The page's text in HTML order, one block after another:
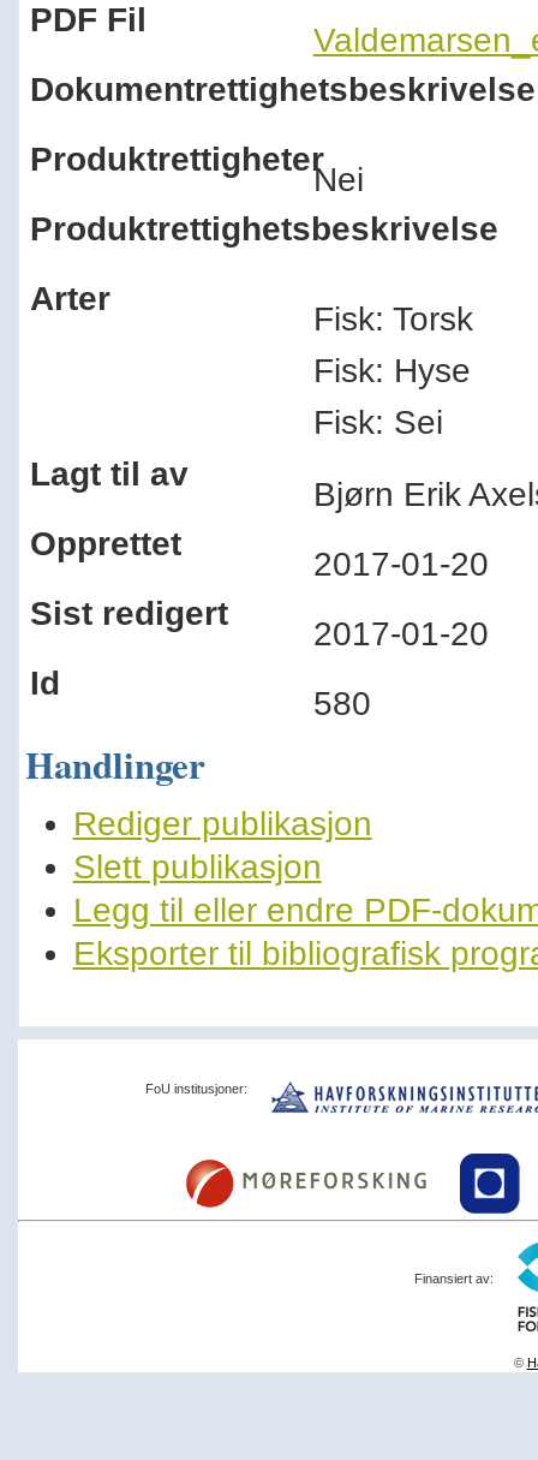
PDF Fil
Dokumentrettighetsbeskrivelse
Produktrettigheter
Nei
Produktrettighetsbeskrivelse
Arter
Fisk: Torsk
Fisk: Hyse
Fisk: Sei
Lagt til av
Bjørn Erik
Opprettet
2017-01-20
Sist redigert
2017-01-20
Id
580
Handlinger
Rediger publikasjon
Slett publikasjon
Legg til eller endre PDF-
Eksporter til bibliografisk
FoU institusjoner:
Finansiert av:
©